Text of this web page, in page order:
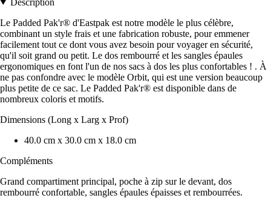
Le Padded Pak'r® d'Eastpak est notre modèle le plus célèbre,
combinant un style frais et une fabrication robuste, pour emmener
facilement tout ce dont vous avez besoin pour voyager en sécurité,
qu'il soit grand ou petit. Le dos rembourré et les sangles épaules
ergonomiques en font l'un de nos sacs à dos les plus confortables ! . À
ne pas confondre avec le modèle Orbit, qui est une version beaucoup
plus petite de ce sac. Le Padded Pak'r® est disponible dans de
nombreux coloris et motifs.
Dimensions (Long x Larg x Prof)
40.0 cm x 30.0 cm x 18.0 cm
Compléments
Grand compartiment principal, poche à zip sur le devant, dos
rembourré confortable, sangles épaules épaisses et rembourrées.